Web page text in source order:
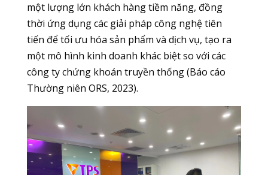
một lượng lớn khách hàng tiềm năng, đồng
thời ứng dụng các giải pháp công nghệ tiên
tiến để tối ưu hóa sản phẩm và dịch vụ, tạo ra
một mô hình kinh doanh khác biệt so với các
công ty chứng khoán truyền thống (Báo cáo
Thường niên ORS, 2023).